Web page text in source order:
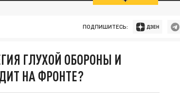
ПОДПИШИТЕСЬ:
ГЛУХОЙ ОБОРОНЫ И
НА ФРОНТЕ?